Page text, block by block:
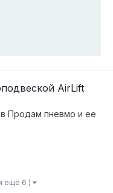
AirLift
Продам пневмо и ее
ещё 6 )